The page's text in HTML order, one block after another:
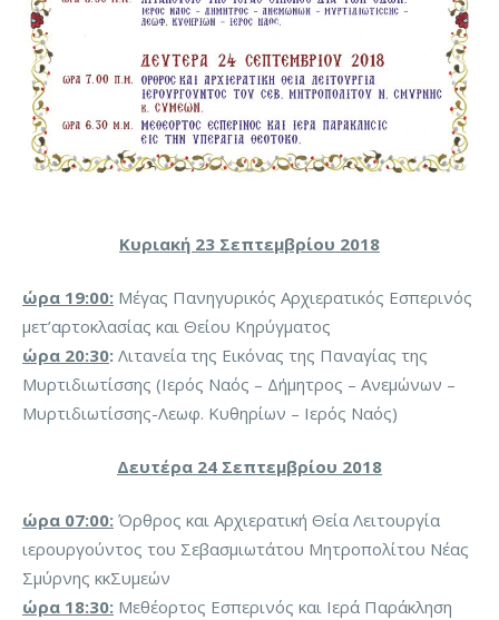
Κυριακή 23 Σεπτεμβρίου 2018
ώρα 19:00: Μέγας Πανηγυρικός Αρχιερατικός Εσπερινός
μετ’αρτοκλασίας και Θείου Κηρύγματος
ώρα 20:30: Λιτανεία της Εικόνας της Παναγίας της
Μυρτιδιωτίσσης (Ιερός Ναός – Δήμητρος – Ανεμώνων –
Μυρτιδιωτίσσης-Λεωφ. Κυθηρίων – Ιερός Ναός)
Δευτέρα 24 Σεπτεμβρίου 2018
ώρα 07:00: Όρθρος και Αρχιερατική Θεία Λειτουργία
ιερουργούντος του Σεβασμιωτάτου Μητροπολίτου Νέας
Σμύρνης κκΣυμεών
ώρα 18:30: Μεθέορτος Εσπερινός και Ιερά Παράκληση